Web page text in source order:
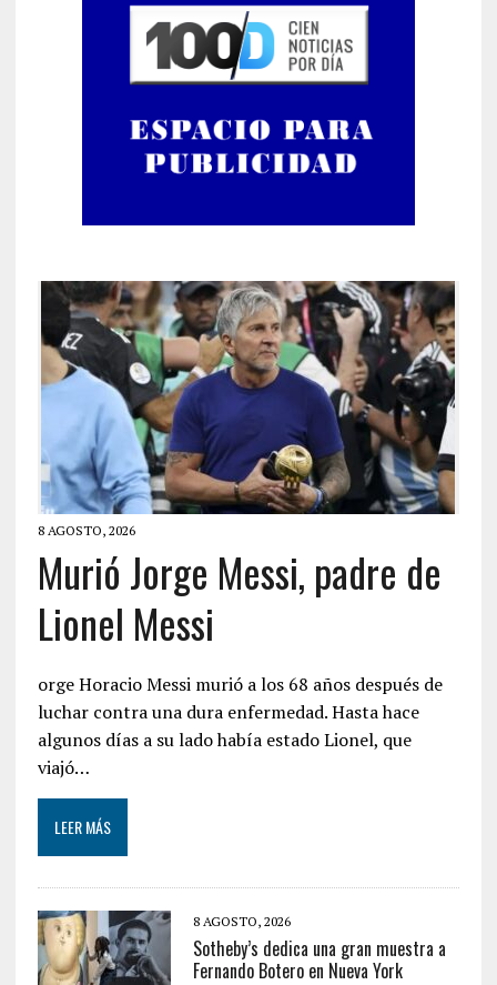
8 AGOSTO, 2026
Murió Jorge Messi, padre de
Lionel Messi
orge Horacio Messi murió a los 68 años después de
luchar contra una dura enfermedad. Hasta hace
algunos días a su lado había estado Lionel, que
viajó…
LEER MÁS
8 AGOSTO, 2026
Sotheby’s dedica una gran muestra a
Fernando Botero en Nueva York